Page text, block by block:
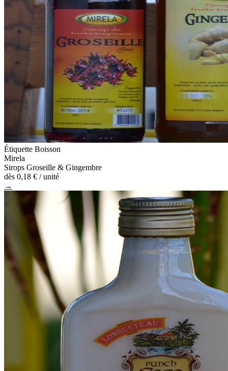
Étiquette Boisson
Mirela
Sirops Groseille & Gingembre
dès 0,18 € / unité
→